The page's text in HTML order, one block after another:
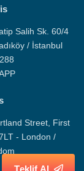
Salih Sk. 60/4
/ İstanbul
Street, First
- London /